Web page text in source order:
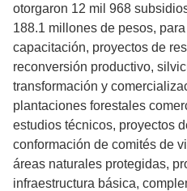
otorgaron 12 mil 968
188.1 millones de pesos,
capacitación, proyectos de
reconversión productivo,
transformación y
plantaciones forestales
estudios técnicos, proyectos
conformación de comités de
áreas naturales protegidas,
infraestructura básica,